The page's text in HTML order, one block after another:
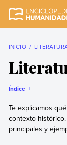
completa y más
INICIO
Índice
Te explicamos
contexto
principales y